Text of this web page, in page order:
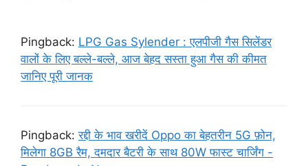
Pingback: LPG Gas Sylender : एलपीजी गैस सिलेंडर
वालों के लिए बल्ले-बल्ले, आज बेहद सस्ता हुआ गैस की कीमत
जानिए पूरी जानक
Pingback:रद्दी के भाव खरीदें Oppo का बेहतरीन 5G फ़ोन,
मिलेगा 8GB रैम, दमदार बैटरी के साथ 80W फास्ट चार्जिंग -